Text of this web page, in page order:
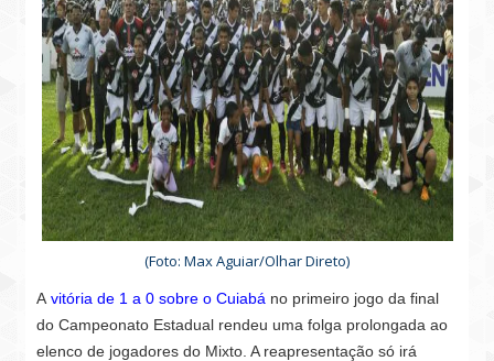
(Foto: Max Aguiar/Olhar Direto)
Avitória de 1 a 0 sobre o Cuiabá no primeiro jogo da final
do Campeonato Estadual rendeu uma folga prolongada ao
elenco de jogadores do Mixto. A reapresentação só irá